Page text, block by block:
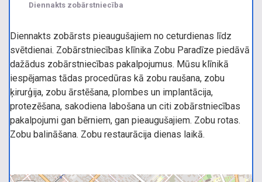
Diennakts zobārstniecība
Diennakts zobārsts pieaugušajiem no ceturdienas līdz
svētdienai. Zobārstniecības klīnika Zobu Paradīze piedāvā
dažādus zobārstniecības pakalpojumus. Mūsu klīnikā
iespējamas tādas procedūras kā zobu raušana, zobu
ķirurģija, zobu ārstēšana, plombes un implantācija,
protezēšana, sakodiena labošana un citi zobārstniecības
pakalpojumi gan bērniem, gan pieaugušajiem. Zobu rotas.
Zobu balināšana. Zobu restaurācija dienas laikā.